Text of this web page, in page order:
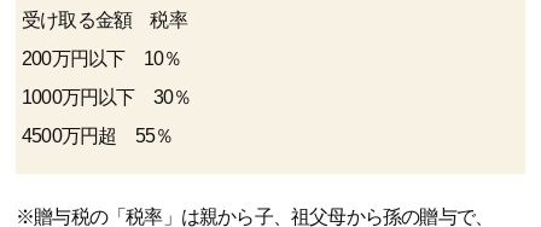
受け取る金額 税率
200万円以下 10％
1000万円以下 30％
4500万円超 55％
※贈与税の「税率」は親から子、祖父母から孫の贈与で、